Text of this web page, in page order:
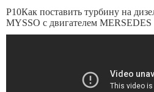
P10Как поставить турбину на
MYSSO c двигателем MERSEDES